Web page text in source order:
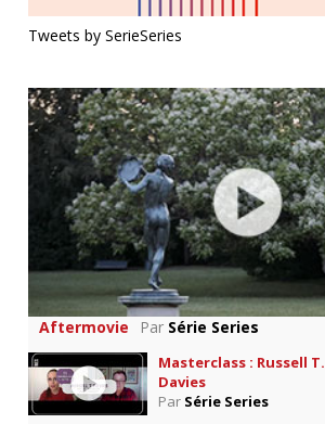
Tweets by SerieSeries
Aftermovie Par Série Series
Masterclass : Russell T.
Davies
Par Série Series